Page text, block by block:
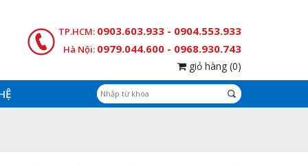
TP.HCM: 0903.603.933 - 0904.553.933
Hà Nội: 0979.044.600 - 0968.930.743
giỏ hàng (0)